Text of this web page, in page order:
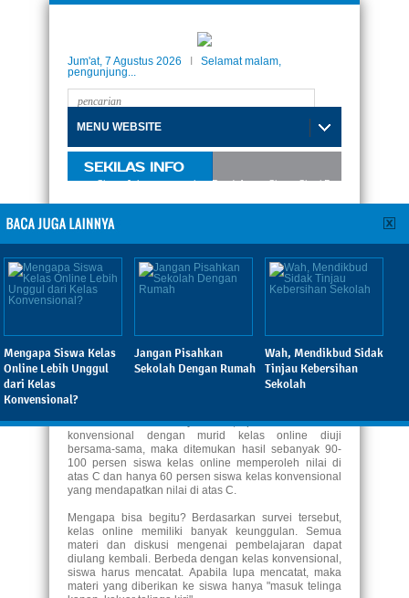
Jum'at, 7 Agustus 2026
Selamat malam,
pengunjung...
MENU WEBSITE
SEKILAS INFO
Taman Siswa Jakarta, menerima Pendaftaran Siswa-Siswi Baru Tahun
Mengapa Siswa Kelas
Online Lebih Unggul
dari Kelas
Konvensional?
Jangan Pisahkan
Sekolah Dengan Rumah
Wah, Mendikbud Sidak
Tinjau Kebersihan
Sekolah
Mengapa Siswa Kelas Online
Lebih Unggul dari Kelas
Konvensional?
Diposting: Fachruddin |
Kamis, 06 Februari 2014 - 07:45:22 WIB
di Amerika Serikat menyebutkan, apabila murid kelas
konvensional dengan murid kelas online diuji
bersama-sama, maka ditemukan hasil sebanyak 90-
100 persen siswa kelas online memperoleh nilai di
atas C dan hanya 60 persen siswa kelas konvensional
yang mendapatkan nilai di atas C.
Mengapa bisa begitu? Berdasarkan survei tersebut,
kelas online memiliki banyak keunggulan. Semua
materi dan diskusi mengenai pembelajaran dapat
diulang kembali. Berbeda dengan kelas konvensional,
siswa harus mencatat. Apabila lupa mencatat, maka
materi yang diberikan ke siswa hanya "masuk telinga